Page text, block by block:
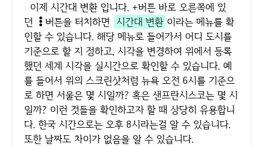
이제 시간대 변환 입니다. +버튼 바로 오른쪽에 있
던
버튼을 터치하면 시간대 변환 이라는 메뉴를 확
인할 수 있습니다. 해당 메뉴로 들어가서 어디 도시를
기준으로 할 지 정하고, 시각을 변경하여 위에서 등록
했던 세계 시각을 실시간으로 확인할 수 있습니다. 예
를 들어서 위의 스크린샷처럼 뉴욕 오전 6시를 기준으
로 하면 서울은 몇 시일까? 혹은 샌프란시스코는 몇 시
일까? 이런 것들을 확인하고자 할 때 상당히 유용합니
다. 한국 시간으로는 오후 8시라는걸 알 수 있습니다.
또한 날짜도 차이가 없음을 알 수 있습니다.